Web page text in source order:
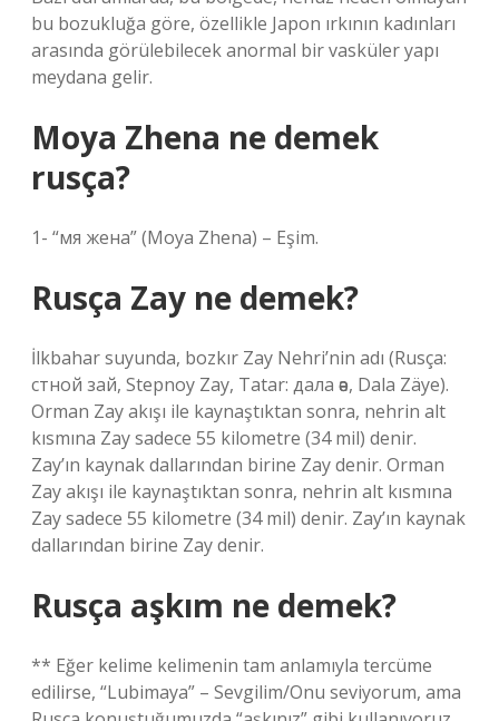
bu bozukluğa göre, özellikle Japon ırkının kadınları
arasında görülebilecek anormal bir vasküler yapı
meydana gelir.
Moya Zhena ne demek
rusça?
1- “мя жена” (Moya Zhena) – Eşim.
Rusça Zay ne demek?
İlkbahar suyunda, bozkır Zay Nehri’nin adı (Rusça:
стной зай, Stepnoy Zay, Tatar: дала әәе, Dala Zäye).
Orman Zay akışı ile kaynaştıktan sonra, nehrin alt
kısmına Zay sadece 55 kilometre (34 mil) denir.
Zay’ın kaynak dallarından birine Zay denir. Orman
Zay akışı ile kaynaştıktan sonra, nehrin alt kısmına
Zay sadece 55 kilometre (34 mil) denir. Zay’ın kaynak
dallarından birine Zay denir.
Rusça aşkım ne demek?
** Eğer kelime kelimenin tam anlamıyla tercüme
edilirse, “Lubimaya” – Sevgilim/Onu seviyorum, ama